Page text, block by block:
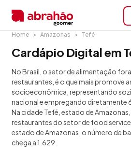
Home Amazonas Tefé
Cardápio Digital em
No Brasil, o setor de alimentação fora
restaurantes, é o que mais promove
socioeconômica, representando
nacional e empregando diretamente
Na cidade Tefé, estado de
restaurantes do setor de food
estado de Amazonas, o número de
chega a 1.629.